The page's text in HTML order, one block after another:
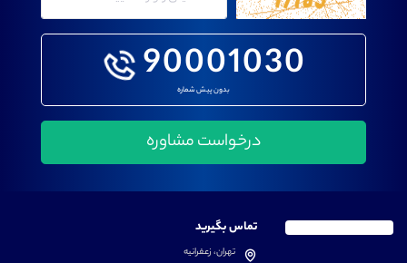
90001030
بدون پیش شماره
تماس بگیرید
تهران، زعفرانیه